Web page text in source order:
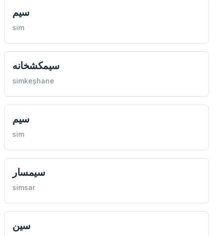
سيم
sim
سيمكشخانه
simkeşhane
سيم
sim
سيمسار
simsar
سين